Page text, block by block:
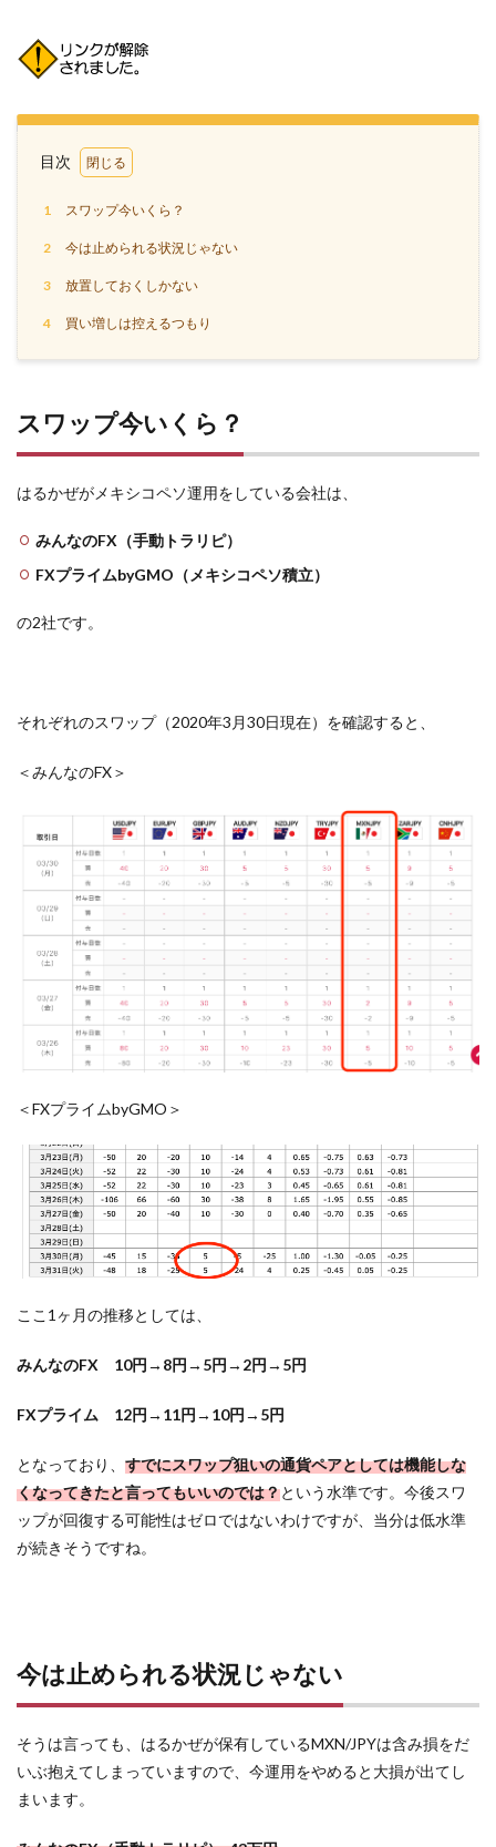
目次
1 スワップ今いくら？
2 今は止められる状況じゃない
3 放置しておくしかない
4 買い増しは控えるつもり
スワップ今いくら？
はるかぜがメキシコペソ運用をしている会社は、
みんなのFX（手動トラリピ）
FXプライムbyGMO（メキシコペソ積立）
の2社です。
それぞれのスワップ（2020年3月30日現在）を確認すると、
＜みんなのFX＞
＜FXプライムbyGMO＞
ここ1ヶ月の推移としては、
みんなのFX 10円→8円→5円→2円→5円
FXプライム 12円→11円→10円→5円
となっており、 すでにスワップ狙いの通貨ペアとしては機能しな
くなってきたと言ってもいいのでは？という水準です。今後スワ
ップが回復する可能性はゼロではないわけですが、当分は低水準
が続きそうですね。
今は止められる状況じゃない
そうは言っても、はるかぜが保有しているMXN/JPYは含み損をだ
いぶ抱えてしまっていますので、今運用をやめると大損が出てし
まいます。